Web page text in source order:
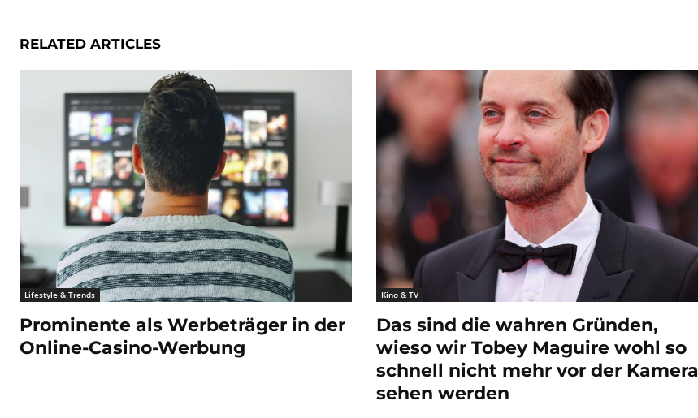
RELATED ARTICLES
Lifestyle & Trends
Prominente als Werbeträger in der
Online-Casino-Werbung
Kino & TV
Das sind die wahren Gründen,
wieso wir Tobey Maguire wohl so
schnell nicht mehr vor der Kamera
sehen werden